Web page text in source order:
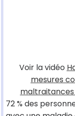
Voir la vidéo
mesures
72 % des